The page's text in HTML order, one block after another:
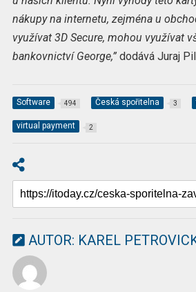
nákupy na internetu, zejména u
využívat 3D Secure, mohou využívat
bankovnictví George,”dodává Juraj
Software 494 Česká spořitelna 3
virtual payment 2
AUTOR: KAREL